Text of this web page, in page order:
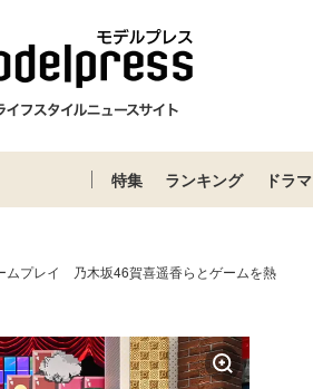
特集 ランキング ドラマ
ムプレイ 乃木坂46賀喜遥香らとゲームを熱